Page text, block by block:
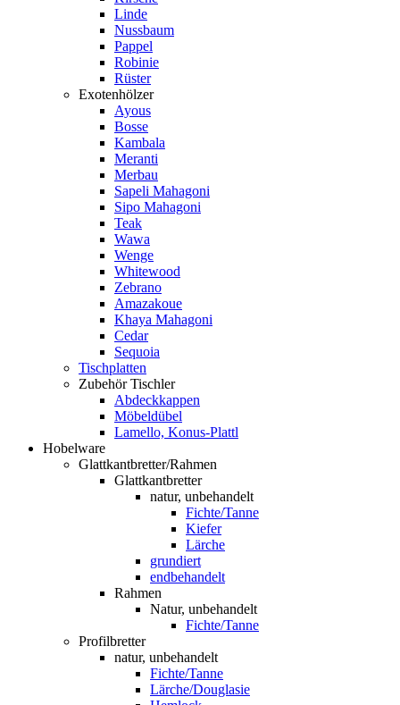
Linde
Nussbaum
Pappel
Robinie
Rüster
Exotenhölzer
Ayous
Bosse
Kambala
Meranti
Merbau
Sapeli Mahagoni
Sipo Mahagoni
Teak
Wawa
Wenge
Whitewood
Zebrano
Amazakoue
Khaya Mahagoni
Cedar
Sequoia
Tischplatten
Zubehör Tischler
Abdeckkappen
Möbeldübel
Lamello, Konus-Plattl
Hobelware
Glattkantbretter/Rahmen
Glattkantbretter
natur, unbehandelt
Fichte/Tanne
Kiefer
Lärche
grundiert
endbehandelt
Rahmen
Natur, unbehandelt
Fichte/Tanne
Profilbretter
natur, unbehandelt
Fichte/Tanne
Lärche/Douglasie